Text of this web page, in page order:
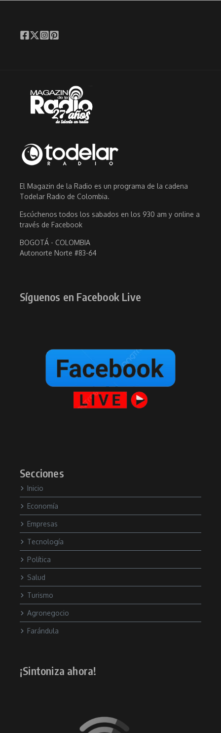
El Magazin de la Radio es un programa de la cadena
Todelar Radio de Colombia.
Escúchenos todos los sabados en los 930 am y online a
través de Facebook
BOGOTÁ - COLOMBIA
Autonorte Norte #83-64
Síguenos en Facebook Live
Secciones
Inicio
Economía
Empresas
Tecnología
Política
Salud
Turismo
Agronegocio
Farándula
¡Sintoniza ahora!